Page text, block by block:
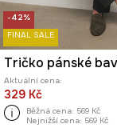
-42%
FINAL SALE
Aktuální cena:
329 Kč
Běžná cena: 569 Kč
Nejnižší cena: 569 Kč